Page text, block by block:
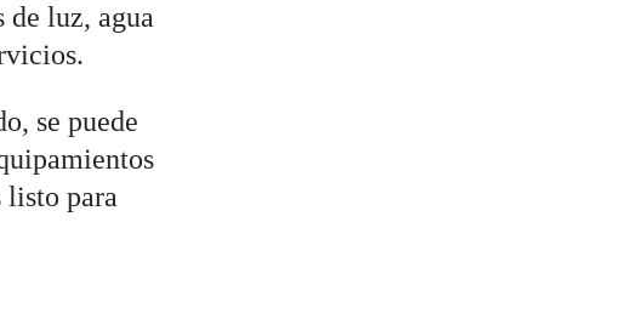
de luz, agua
se puede
listo para